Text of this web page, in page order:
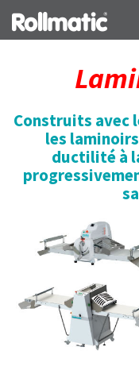
Construits avec
les
ductilité à